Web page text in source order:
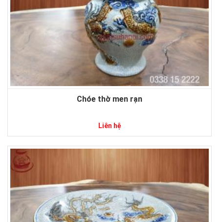
Chóe thờ men rạn
Liên hệ